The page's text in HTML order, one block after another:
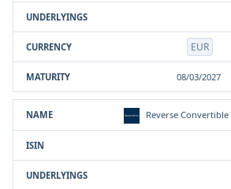
EUR
08/03/2027
Reverse